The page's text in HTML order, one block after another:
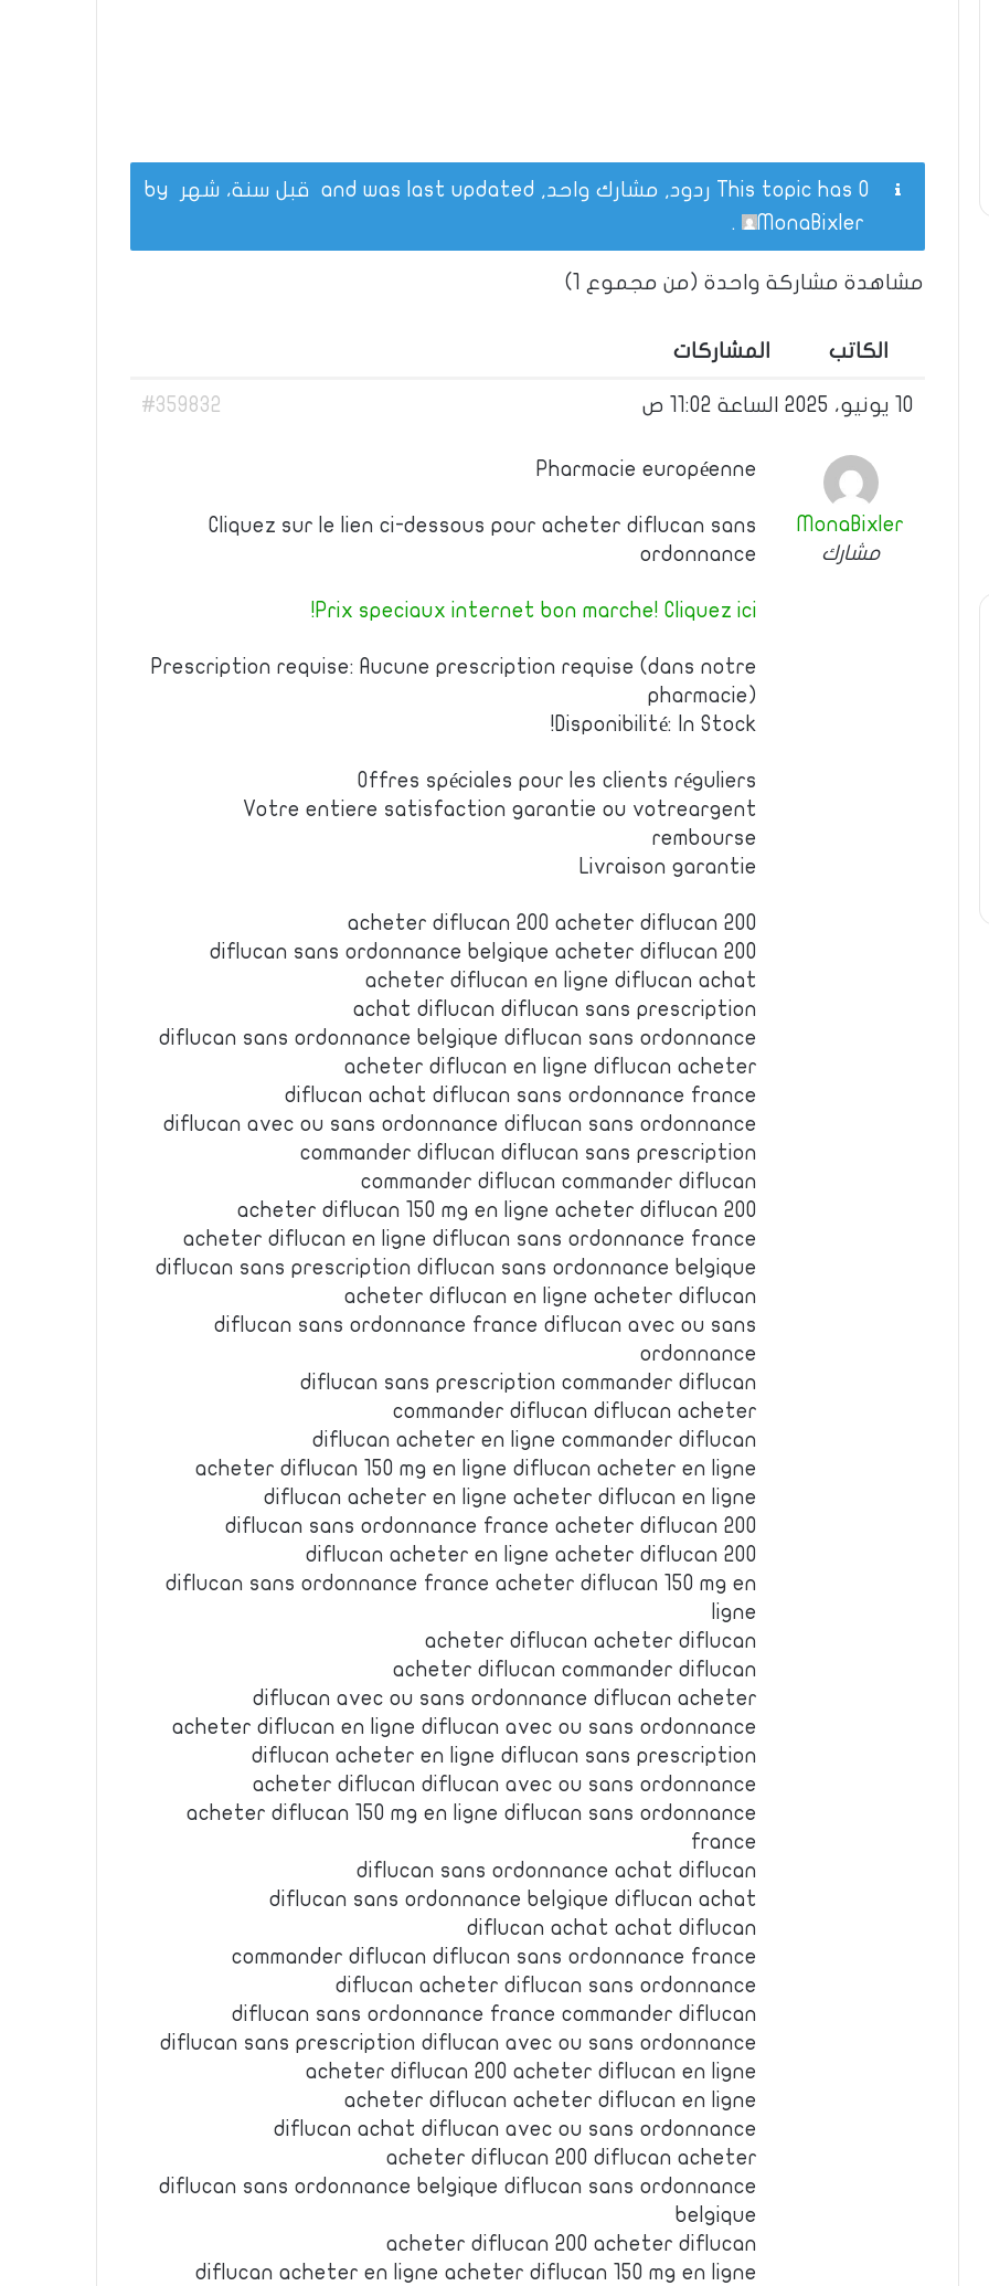
This topic has 0 ردود, مشارك واحد, and was last updated قبل سنة، شهر
MonaBixler
.
مشاهدة مشاركة واحدة (من مجموع 1)
الكاتب المشاركات
10 يونيو، 2025 الساعة 11:02 ص #359832
MonaBixler
مشارك
Pharmacie européenne
Cliquez sur le lien ci-dessous pour acheter diflucan sans
ordonnance
Prix speciaux internet bon marche! Cliquez ici!
Prescription requise: Aucune prescription requise (dans notre
pharmacie)
Disponibilité: In Stock!
Offres spéciales pour les clients réguliers
Votre entiere satisfaction garantie ou votreargent
rembourse
Livraison garantie
acheter diflucan 200 acheter diflucan 200
diflucan sans ordonnance belgique acheter diflucan 200
acheter diflucan en ligne diflucan achat
achat diflucan diflucan sans prescription
diflucan sans ordonnance belgique diflucan sans ordonnance
acheter diflucan en ligne diflucan acheter
diflucan achat diflucan sans ordonnance france
diflucan avec ou sans ordonnance diflucan sans ordonnance
commander diflucan diflucan sans prescription
commander diflucan commander diflucan
acheter diflucan 150 mg en ligne acheter diflucan 200
acheter diflucan en ligne diflucan sans ordonnance france
diflucan sans prescription diflucan sans ordonnance belgique
acheter diflucan en ligne acheter diflucan
diflucan sans ordonnance france diflucan avec ou sans
ordonnance
diflucan sans prescription commander diflucan
commander diflucan diflucan acheter
diflucan acheter en ligne commander diflucan
acheter diflucan 150 mg en ligne diflucan acheter en ligne
diflucan acheter en ligne acheter diflucan en ligne
diflucan sans ordonnance france acheter diflucan 200
diflucan acheter en ligne acheter diflucan 200
diflucan sans ordonnance france acheter diflucan 150 mg en
ligne
acheter diflucan acheter diflucan
acheter diflucan commander diflucan
diflucan avec ou sans ordonnance diflucan acheter
acheter diflucan en ligne diflucan avec ou sans ordonnance
diflucan acheter en ligne diflucan sans prescription
acheter diflucan diflucan avec ou sans ordonnance
acheter diflucan 150 mg en ligne diflucan sans ordonnance
france
diflucan sans ordonnance achat diflucan
diflucan sans ordonnance belgique diflucan achat
diflucan achat achat diflucan
commander diflucan diflucan sans ordonnance france
diflucan acheter diflucan sans ordonnance
diflucan sans ordonnance france commander diflucan
diflucan sans prescription diflucan avec ou sans ordonnance
acheter diflucan 200 acheter diflucan en ligne
acheter diflucan acheter diflucan en ligne
diflucan achat diflucan avec ou sans ordonnance
acheter diflucan 200 diflucan acheter
diflucan sans ordonnance belgique diflucan sans ordonnance
belgique
acheter diflucan 200 acheter diflucan
diflucan acheter en ligne acheter diflucan 150 mg en ligne